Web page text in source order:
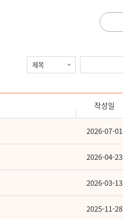
작성일
2026-07-01
2026-04-23
2026-03-13
2025-11-28